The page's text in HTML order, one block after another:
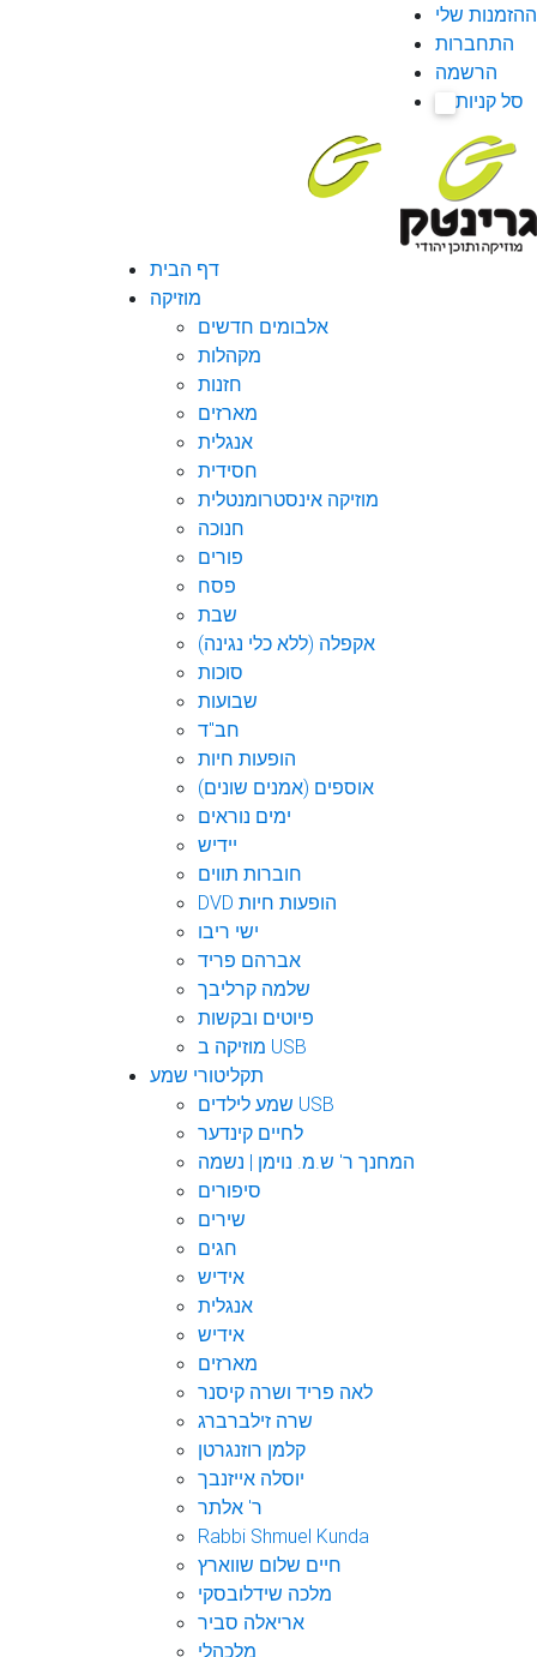
ההזמנות שלי
התחברות
הרשמה
סל קניות
דף הבית
מוזיקה
אלבומים חדשים
מקהלות
חזנות
מארזים
אנגלית
חסידית
מוזיקה אינסטרומנטלית
חנוכה
פורים
פסח
שבת
אקפלה (ללא כלי נגינה)
סוכות
שבועות
חב"ד
הופעות חיות
אוספים (אמנים שונים)
ימים נוראים
יידיש
חוברות תווים
DVD הופעות חיות
ישי ריבו
אברהם פריד
שלמה קרליבך
פיוטים ובקשות
מוזיקה ב USB
תקליטורי שמע
שמע לילדים USB
לחיים קינדער
המחנך ר' ש.מ. נוימן | נשמה
סיפורים
שירים
חגים
אידיש
אנגלית
אידיש
מארזים
לאה פריד ושרה קיסנר
שרה זילברברג
קלמן רוזנגרטן
יוסלה אייזנבך
ר' אלתר
Rabbi Shmuel Kunda
חיים שלום שווארץ
מלכה שידלובסקי
אריאלה סביר
מלכהלי